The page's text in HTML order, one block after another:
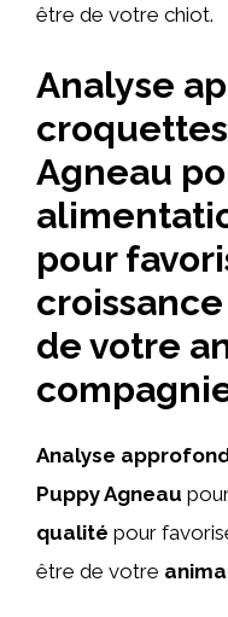
être de votre chiot.
Analyse
Agneau
pour
de votre
Analyse
Puppy Agneau
qualité pour
être de votre